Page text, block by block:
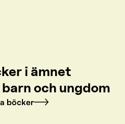
i ämnet
och ungdom
böcker